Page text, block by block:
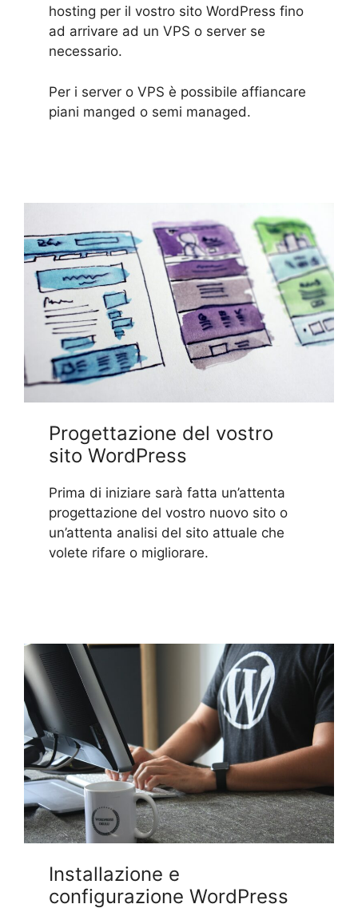
hosting per il vostro sito WordPress fino
ad arrivare ad un VPS o server se
necessario.
Per i server o VPS è possibile affiancare
piani manged o semi managed.
Progettazione del vostro
sito WordPress
Prima di iniziare sarà fatta un’attenta
progettazione del vostro nuovo sito o
un’attenta analisi del sito attuale che
volete rifare o migliorare.
Installazione e
configurazione WordPress